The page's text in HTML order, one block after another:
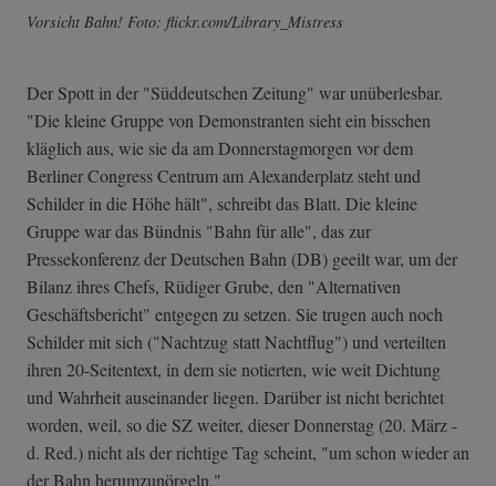
Vorsicht Bahn! Foto: flickr.com/Library_Mistress
Der Spott in der "Süddeutschen Zeitung" war unüberlesbar.
"Die kleine Gruppe von Demonstranten sieht ein bisschen
kläglich aus, wie sie da am Donnerstagmorgen vor dem
Berliner Congress Centrum am Alexanderplatz steht und
Schilder in die Höhe hält", schreibt das Blatt. Die kleine
Gruppe war das Bündnis "Bahn für alle", das zur
Pressekonferenz der Deutschen Bahn (DB) geeilt war, um der
Bilanz ihres Chefs, Rüdiger Grube, den "Alternativen
Geschäftsbericht" entgegen zu setzen. Sie trugen auch noch
Schilder mit sich ("Nachtzug statt Nachtflug") und verteilten
ihren 20-Seitentext, in dem sie notierten, wie weit Dichtung
und Wahrheit auseinander liegen. Darüber ist nicht berichtet
worden, weil, so die SZ weiter, dieser Donnerstag (20. März -
d. Red.) nicht als der richtige Tag scheint, "um schon wieder an
der Bahn herumzunörgeln."